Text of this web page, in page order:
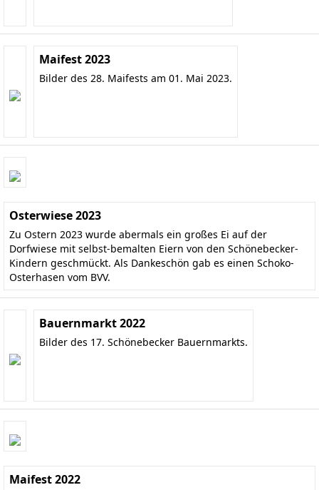
Maifest 2023
Bilder des 28. Maifests am 01. Mai 2023.
Osterwiese 2023
Zu Ostern 2023 wurde abermals ein großes Ei auf der
Dorfwiese mit selbst-bemalten Eiern von den Schönebecker-
Kindern geschmückt. Als Dankeschön gab es einen Schoko-
Osterhasen vom BVV.
Bauernmarkt 2022
Bilder des 17. Schönebecker Bauernmarkts.
Maifest 2022